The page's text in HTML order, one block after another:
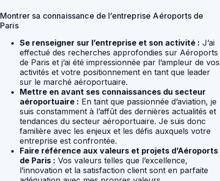
Montrer sa connaissance de l’entreprise Aéroports de
Paris
Se renseigner sur l’entreprise et son activité : J’ai
effectué des recherches approfondies sur Aéroports
de Paris et j’ai été impressionnée par l’ampleur de vos
activités et votre positionnement en tant que leader
sur le marché aéroportuaire.
Mettre en avant ses connaissances du secteur
aéroportuaire : En tant que passionnée d’aviation, je
suis constamment à l’affût des dernières actualités et
tendances du secteur aéroportuaire. Je suis donc
familière avec les enjeux et les défis auxquels votre
entreprise est confrontée.
Faire référence aux valeurs et projets d’Aéroports
de Paris : Vos valeurs telles que l’excellence,
l’innovation et la satisfaction client sont en parfaite